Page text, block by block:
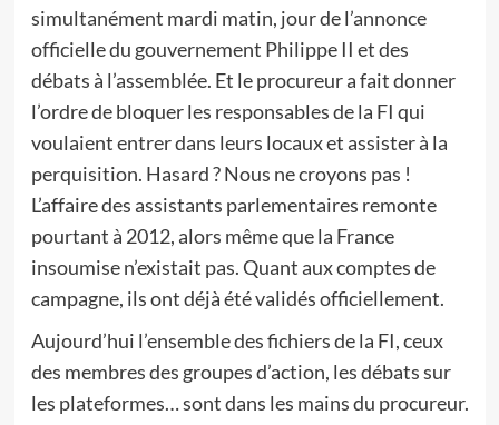
simultanément mardi matin, jour de l’annonce
officielle du gouvernement Philippe II et des
débats à l’assemblée. Et le procureur a fait donner
l’ordre de bloquer les responsables de la FI qui
voulaient entrer dans leurs locaux et assister à la
perquisition. Hasard ? Nous ne croyons pas !
L’affaire des assistants parlementaires remonte
pourtant à 2012, alors même que la France
insoumise n’existait pas. Quant aux comptes de
campagne, ils ont déjà été validés officiellement.
Aujourd’hui l’ensemble des fichiers de la FI, ceux
des membres des groupes d’action, les débats sur
les plateformes… sont dans les mains du procureur.